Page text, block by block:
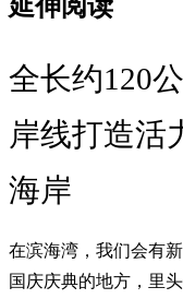
延伸阅读
全长约120
岸线打造活
海岸
在滨海湾，我们会有
国庆庆典的地方，里